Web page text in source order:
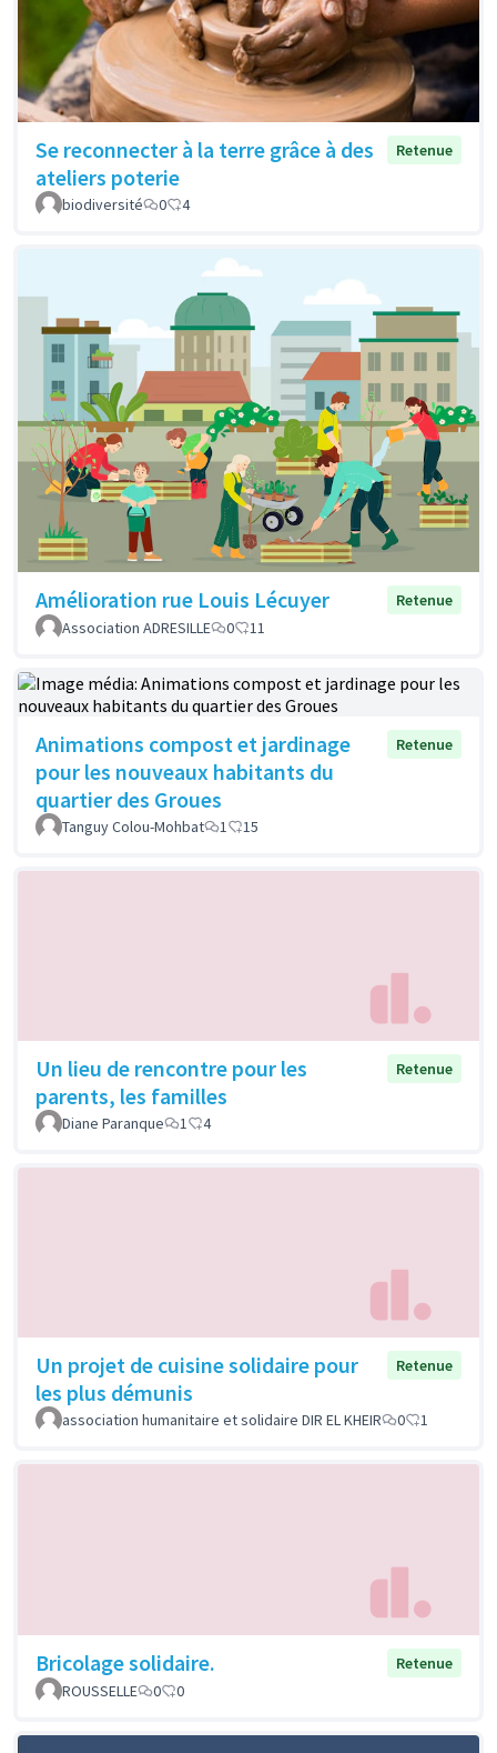
Se reconnecter à la terre grâce à des
ateliers poterie
Retenue
biodiversité 0 4
Amélioration rue Louis Lécuyer
Retenue
Association ADRESILLE
0 11
Animations compost et jardinage
pour les nouveaux habitants du
quartier des Groues
Retenue
Tanguy Colou-Mohbat 1 15
Un lieu de rencontre pour les
parents, les familles
Retenue
Diane Paranque 1 4
Un projet de cuisine solidaire pour
les plus démunis
Retenue
association humanitaire et solidaire DIR EL KHEIR 0 1
Bricolage solidaire.
Retenue
ROUSSELLE
0 0